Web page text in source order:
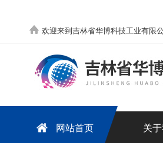
欢迎来到吉林省华博科技工业有限
网站首页 关